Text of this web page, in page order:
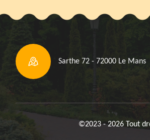
Sarthe 72 - 72000 Le Mans
©2023 - 2026 Tout